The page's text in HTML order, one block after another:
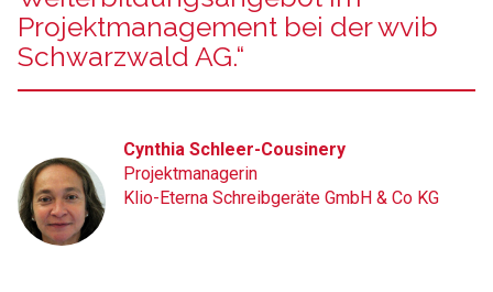
Projektmanagement bei der wvib
Schwarzwald AG.“
Cynthia Schleer-Cousinery
Projektmanagerin
Klio-Eterna Schreibgeräte GmbH & Co KG